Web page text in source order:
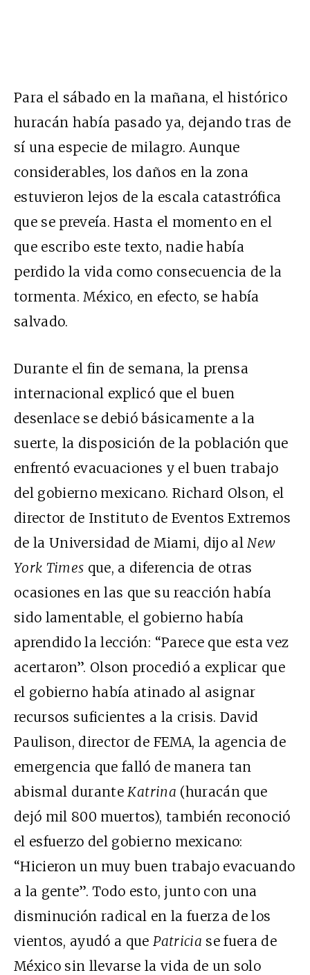
Para el sábado en la mañana, el histórico
huracán había pasado ya, dejando tras de
sí una especie de milagro. Aunque
considerables, los daños en la zona
estuvieron lejos de la escala catastrófica
que se preveía. Hasta el momento en el
que escribo este texto, nadie había
perdido la vida como consecuencia de la
tormenta. México, en efecto, se había
salvado.
Durante el fin de semana, la prensa
internacional explicó que el buen
desenlace se debió básicamente a la
suerte, la disposición de la población que
enfrentó evacuaciones y el buen trabajo
del gobierno mexicano. Richard Olson, el
director de Instituto de Eventos Extremos
de la Universidad de Miami, dijo alNew
York Times que, a diferencia de otras
ocasiones en las que su reacción había
sido lamentable, el gobierno había
aprendido la lección: “Parece que esta vez
acertaron”. Olson procedió a explicar que
el gobierno había atinado al asignar
recursos suficientes a la crisis. David
Paulison, director de FEMA, la agencia de
emergencia que falló de manera tan
abismal duranteKatrina (huracán que
dejó mil 800 muertos), también reconoció
el esfuerzo del gobierno mexicano:
“Hicieron un muy buen trabajo evacuando
a la gente”. Todo esto, junto con una
disminución radical en la fuerza de los
vientos, ayudó a quePatricia se fuera de
México sin llevarse la vida de un solo